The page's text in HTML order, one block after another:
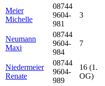
Meier
Michelle
08744
9604-
981
3
Neumann
Maxi
08744
9604-
984
7
Niedermeier
Renate
08744
9604-
989
16 (1.
OG)